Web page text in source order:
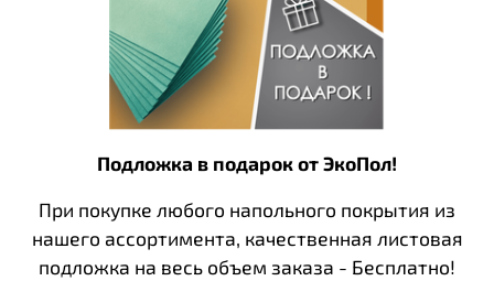
Подложка в подарок от ЭкоПол!
При покупке любого напольного покрытия из
нашего ассортимента, качественная листовая
подложка на весь объем заказа - Бесплатно!